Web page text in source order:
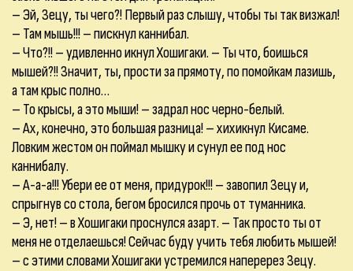
– Эй, Зецу, ты чего?! Первый раз слышу, чтобы ты так визжал!
– Там мышь!!! – пискнул каннибал.
– Что?!! – удивленно икнул Хошигаки. – Ты что, боишься
мышей?!! Значит, ты, прости за прямоту, по помойкам лазишь,
а там крыс полно…
– То крысы, а это мыши! – задрал нос черно-белый.
– Ах, конечно, это большая разница! – хихикнул Кисаме.
Ловким жестом он поймал мышку и сунул ее под нос
каннибалу.
– А-а-а!!! Убери ее от меня, придурок!!! – завопил Зецу и,
спрыгнув со стола, бегом бросился прочь от туманника.
– Э, нет! – в Хошигаки проснулся азарт. – Так просто ты от
меня не отделаешься! Сейчас буду учить тебя любить мышей!
– с этими словами Хошигаки устремился наперерез Зецу.